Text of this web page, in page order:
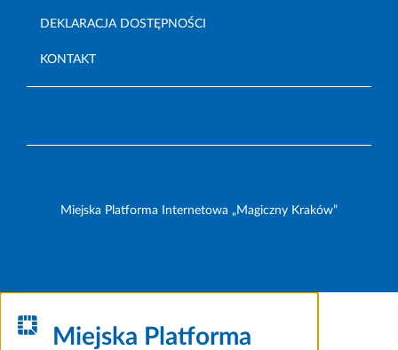
DEKLARACJA DOSTĘPNOŚCI
KONTAKT
Miejska Platforma Internetowa „Magiczny Kraków”
Miejska Platforma